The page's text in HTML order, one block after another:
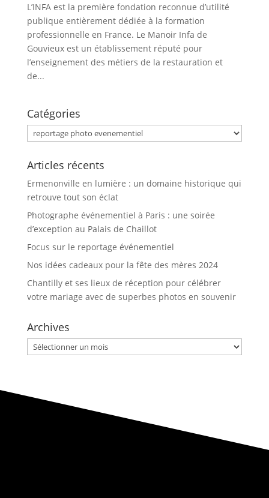
L’INFA est la première fondation reconnue d’utilité
publique entièrement dédiée à la formation
professionnelle en France. Le Manoir Infa de
Gouvieux est un établissement réputé pour
l’enseignement des métiers de la restauration et
de...
Catégories
Catégories
Articles récents
Ermenonville en lumière : un domaine historique qui
retrouve tout son éclat
Photographe événementiel à Paris : une soirée
d’exception au Palais de Chaillot
Focus sur le reportage événementiel
Nos idées cadeaux pour la fête des mères 2024
Chantilly et ses lieux de réception pour célébrer
votre mariage avec de superbes photos en souvenir
Archives
Archives